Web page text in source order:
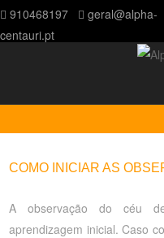
910468197
geral@alpha-
centauri.pt
COMO INICIAR AS
A observação do céu
aprendizagem inicial. Caso